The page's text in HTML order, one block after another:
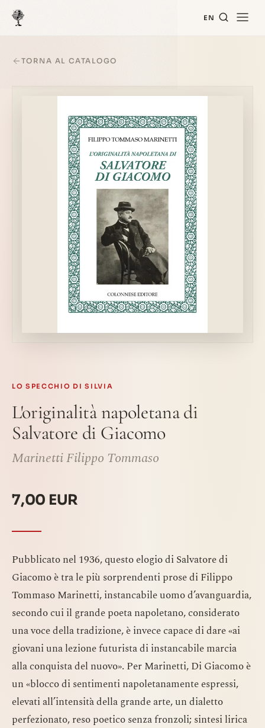
EN
TORNA AL CATALOGO
LO SPECCHIO DI SILVIA
L'originalità napoletana di
Salvatore di Giacomo
Marinetti Filippo Tommaso
7,00 EUR
Pubblicato nel 1936, questo elogio di Salvatore di
Giacomo è tra le più sorprendenti prose di Filippo
Tommaso Marinetti, instancabile uomo d’avanguardia,
secondo cui il grande poeta napoletano, considerato
una voce della tradizione, è invece capace di dare «ai
giovani una lezione futurista di instancabile marcia
alla conquista del nuovo». Per Marinetti, Di Giacomo è
un «blocco di sentimenti napoletanamente espressi,
elevati all’intensità della grande arte, un dialetto
perfezionato, reso poetico senza fronzoli; sintesi lirica